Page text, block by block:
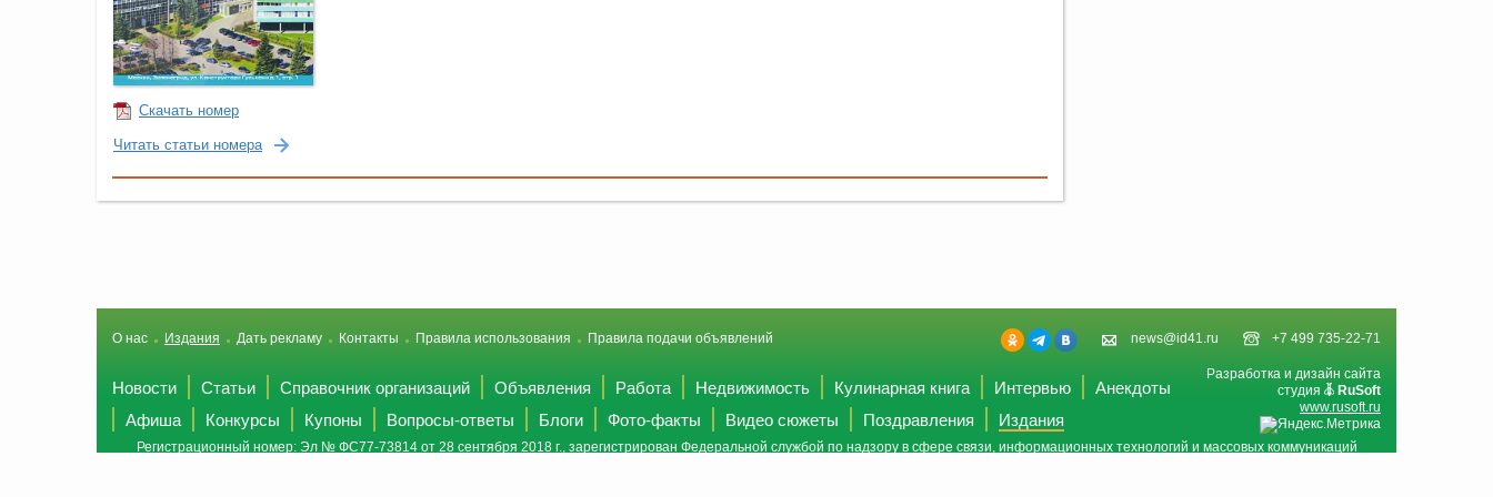
Скачать номер
Читать статьи номера
news@id41.ru +7 499 735-22-71
О нас Издания Дать рекламу Контакты Правила использования Правила подачи объявлений
Разработка и дизайн сайта
студия
RuSoft
www.rusoft.ru
Новости Статьи Справочник организаций Объявления Работа Недвижимость Кулинарная книга Интервью
Анекдоты
Афиша
Конкурсы Купоны Вопросы-ответы Блоги Фото-факты Видео сюжеты Поздравления Издания
Регистрационный номер: Эл № ФС77-73814 от 28 сентября 2018 г., зарегистрирован Федеральной службой по надзору в сфере связи, информационных технологий и массовых коммуникаций